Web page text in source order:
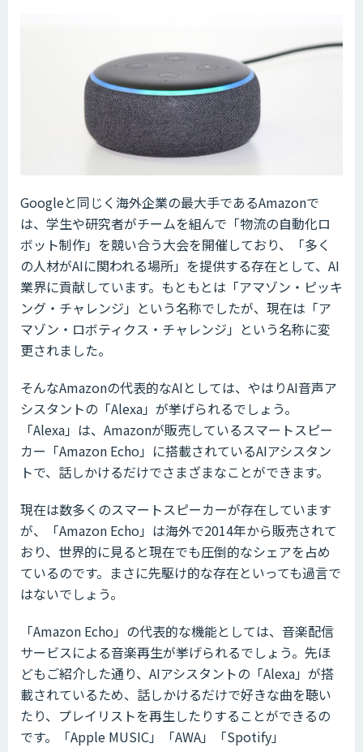
Googleと同じく海外企業の最大手であるAmazonで
は、学生や研究者がチームを組んで「物流の自動化ロ
ボット制作」を競い合う大会を開催しており、「多く
の人材がAIに関われる場所」を提供する存在として、AI
業界に貢献しています。もともとは「アマゾン・ピッキ
ング・チャレンジ」という名称でしたが、現在は「ア
マゾン・ロボティクス・チャレンジ」という名称に変
更されました。
そんなAmazonの代表的なAIとしては、やはりAI音声ア
シスタントの「Alexa」が挙げられるでしょう。
「Alexa」は、Amazonが販売しているスマートスピー
カー「Amazon Echo」に搭載されているAIアシスタン
トで、話しかけるだけでさまざまなことができます。
現在は数多くのスマートスピーカーが存在しています
が、「Amazon Echo」は海外で2014年から販売されて
おり、世界的に見ると現在でも圧倒的なシェアを占め
ているのです。まさに先駆け的な存在といっても過言で
はないでしょう。
「Amazon Echo」の代表的な機能としては、音楽配信
サービスによる音楽再生が挙げられるでしょう。先ほ
どもご紹介した通り、AIアシスタントの「Alexa」が搭
載されているため、話しかけるだけで好きな曲を聴い
たり、プレイリストを再生したりすることができるの
です。「Apple MUSIC」「AWA」「Spotify」